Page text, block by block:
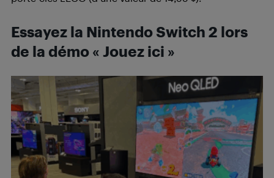
Essayez la Nintendo Switch 2 lors
de la démo « Jouez ici »